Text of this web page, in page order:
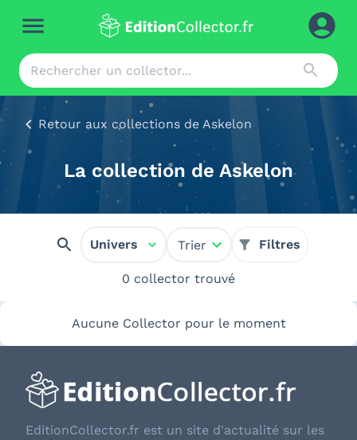
Retour aux collections de Askelon
La collection de Askelon
Univers Trier Filtres
0 collector trouvé
Aucune Collector pour le moment
EditionCollector.fr est un site d'actualité sur les